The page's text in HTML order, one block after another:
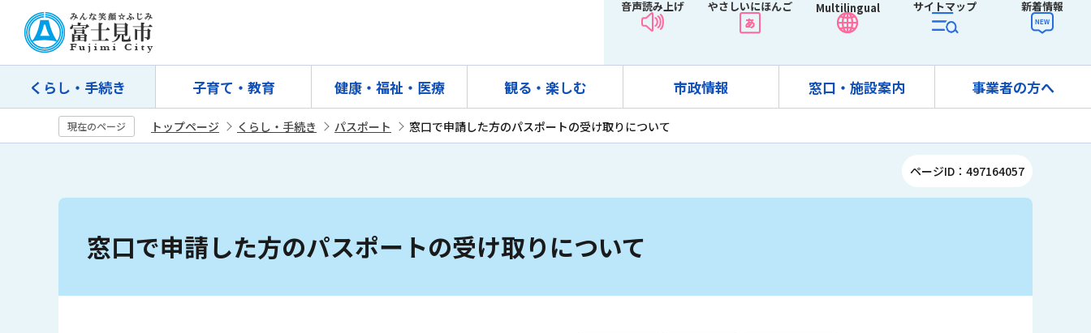
先
音声読み上げ やさしいにほんご Multilingual サイトマップ 新着情報
くらし・手続き 子育て・教育 健康・福祉・医療 観る・楽しむ 市政情報 窓口・施設案内 事業者の方へ
現在のページ トップページ くらし・手続き パスポート 窓口で申請した方のパスポートの受け取りについて
ページID：497164057
窓口で申請した方のパスポートの受け取りについて